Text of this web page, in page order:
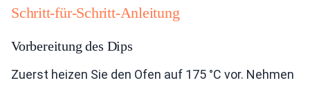
Schritt-für-Schritt-Anleitung
Vorbereitung des Dips
Zuerst heizen Sie den Ofen auf 175 °C vor. Nehmen